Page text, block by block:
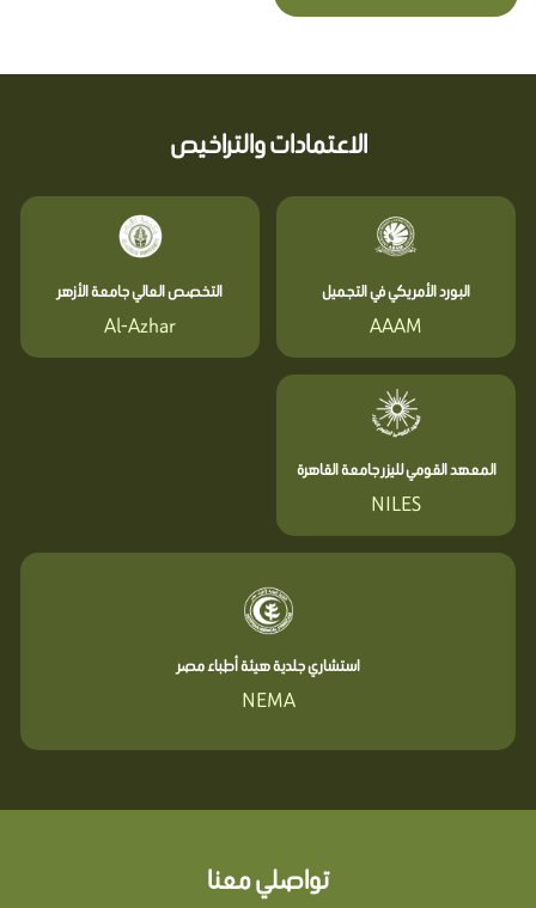
الاعتمادات والتراخيص
البورد الأمريكي في التجميل
AAAM
التخصص العالي جامعة الأزهر
Al-Azhar
المعهد القومي لليزر جامعة القاهرة
NILES
استشاري جلدية هيئة أطباء مصر
NEMA
تواصلي معنا